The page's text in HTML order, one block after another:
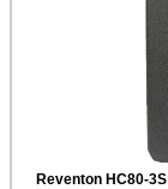
Reventon HC80-